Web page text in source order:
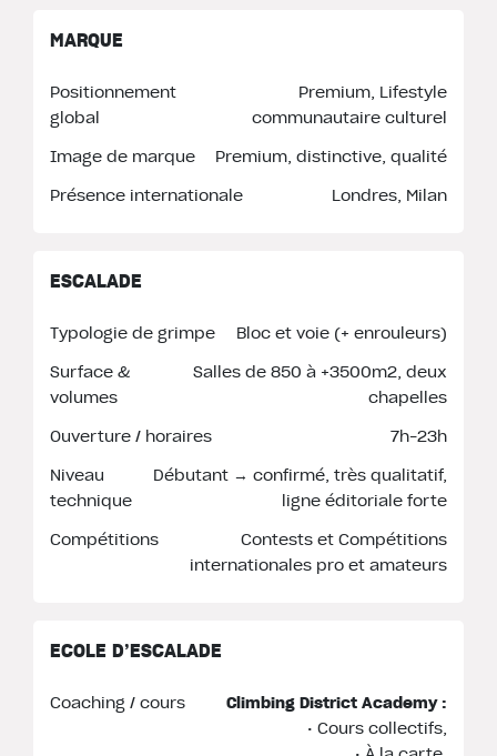
MARQUE
Positionnement
global
Premium, Lifestyle
communautaire culturel
Image de marque
Premium, distinctive, qualité
Présence internationale
Londres, Milan
ESCALADE
Typologie de grimpe
Bloc et voie (+ enrouleurs)
Surface &
volumes
Salles de 850 à +3500m2, deux
chapelles
Ouverture / horaires
7h–23h
Niveau
technique
Débutant → confirmé, très qualitatif,
ligne éditoriale forte
Compétitions
Contests et Compétitions
internationales pro et amateurs
ECOLE D’ESCALADE
Coaching / cours
Climbing District Academy :
• Cours collectifs,